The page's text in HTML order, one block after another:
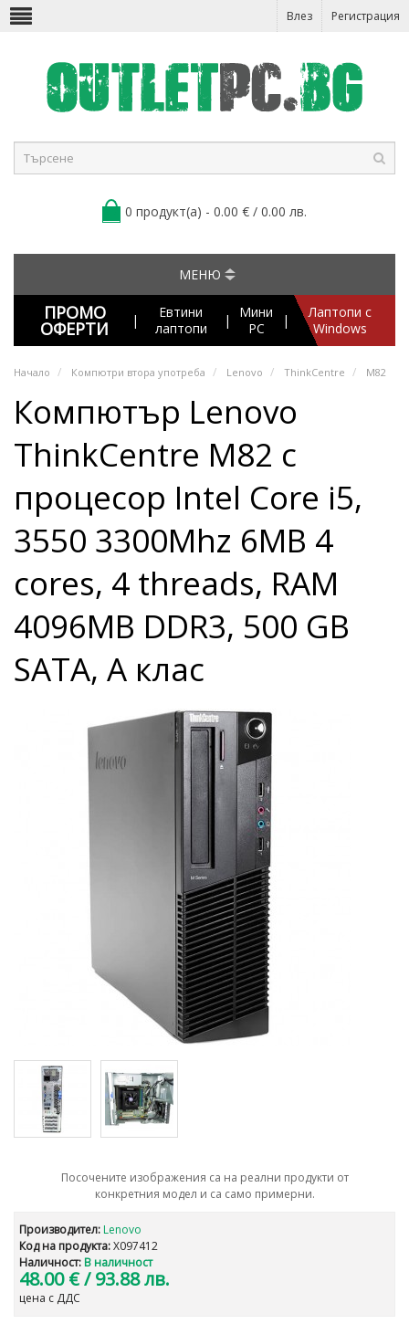
Влез Регистрация
0 продукт(а) - 0.00 € / 0.00 лв.
МЕНЮ
ПРОМО
ОФЕРТИ |
Евтини
лаптопи
|
Мини
PC
|
Лаптопи с
Windows
Начало Компютри втора употреба Lenovo ThinkCentre M82
Компютър Lenovo
ThinkCentre M82 с
процесор Intel Core i5,
3550 3300Mhz 6MB 4
cores, 4 threads, RAM
4096MB DDR3, 500 GB
SATA, А клас
Посочените изображения са на реални продукти от
конкретния модел и са само примерни.
Производител: Lenovo
Код на продукта:X097412
Наличност: В наличност
48.00 €/ 93.88 лв.
цена с ДДС